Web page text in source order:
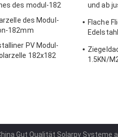
des modul-182
des Modul-
182mm
PV Modul-
182x182
und ab
Flache
1.5KN/
Gut Qualität Solarpv Systeme